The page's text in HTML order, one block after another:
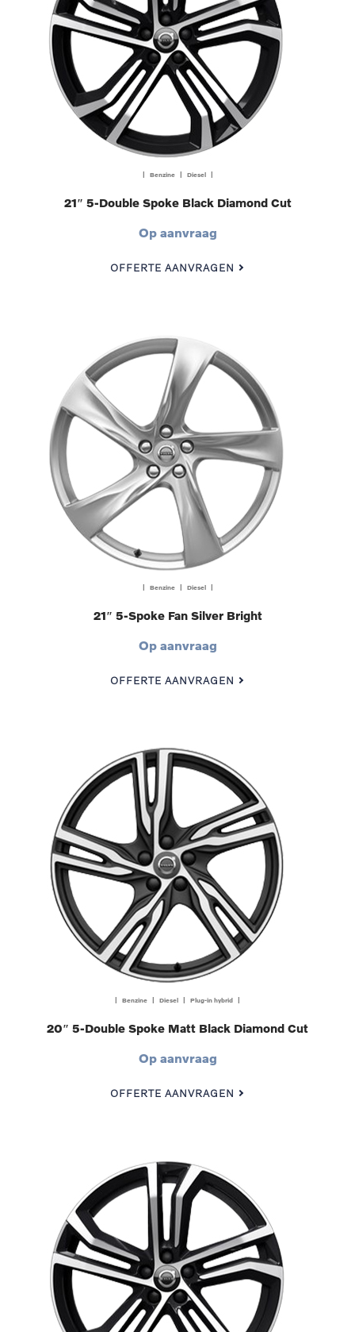
| Benzine | Diesel |
21″ 5-Double Spoke Black Diamond Cut
Op aanvraag
OFFERTE AANVRAGEN
| Benzine | Diesel |
21″ 5-Spoke Fan Silver Bright
Op aanvraag
OFFERTE AANVRAGEN
| Benzine | Diesel | Plug-in hybrid |
20″ 5-Double Spoke Matt Black Diamond Cut
Op aanvraag
OFFERTE AANVRAGEN